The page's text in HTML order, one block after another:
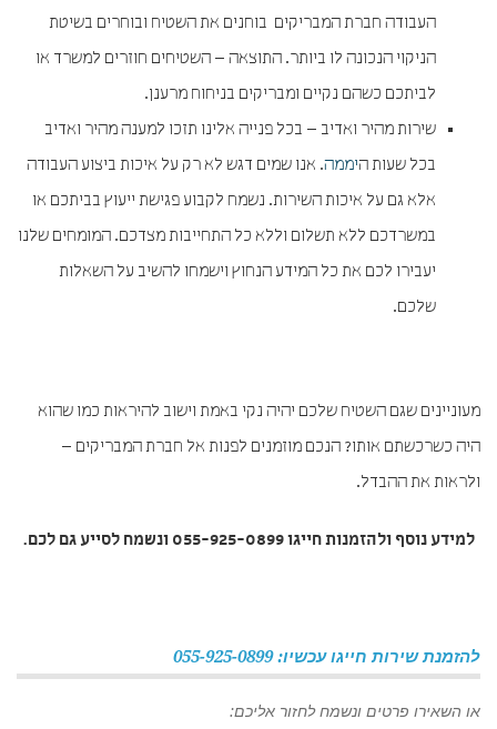
העבודה חברת המבריקים בוחנים את השטיח ובוחרים בשיטת
הניקוי הנכונה לו ביותר. התוצאה – השטיחים חוזרים למשרד או
לביתכם כשהם נקיים ומבריקים בניחוח מרענן.
שירות מהיר ואדיב – בכל פנייה אלינו תזכו למענה מהיר ואדיב
בכל שעות היממה. אנו שמים דגש לא רק על איכות ביצוע העבודה
אלא גם על איכות השירות. נשמח לקבוע פגישת ייעוץ בביתכם או
במשרדכם ללא תשלום וללא כל התחייבות מצדכם. המומחים שלנו
יעבירו לכם את כל המידע הנחוץ וישמחו להשיב על השאלות
שלכם.
מעוניינים שגם השטיח שלכם יהיה נקי באמת וישוב להיראות כמו שהוא
היה כשרכשתם אותו? הנכם מוזמנים לפנות אל חברת המבריקים –
ולראות את ההבדל.
למידע נוסף ולהזמנות חייגו055-925-0899 ונשמחלסייע גם לכם.
להזמנת שירות חייגו עכשיו: 055-925-0899
או השאירו פרטים ונשמח לחזור אליכם: